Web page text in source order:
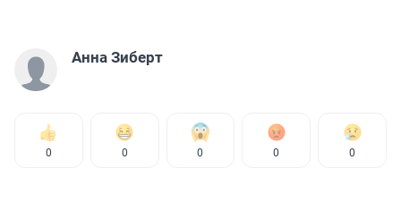
Анна Зиберт
0 0 0 0 0